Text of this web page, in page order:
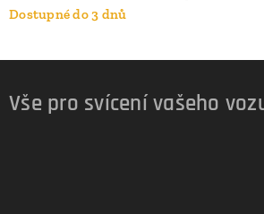
Dostupné do 3 dnů
Vše pro svícení vašeho